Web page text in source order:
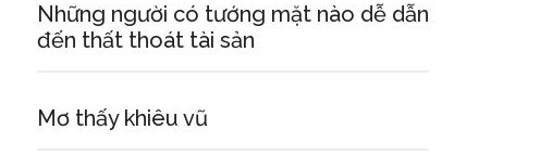
Những người có tướng mặt nào dễ dẫn
đến thất thoát tài sản
Mơ thấy khiêu vũ